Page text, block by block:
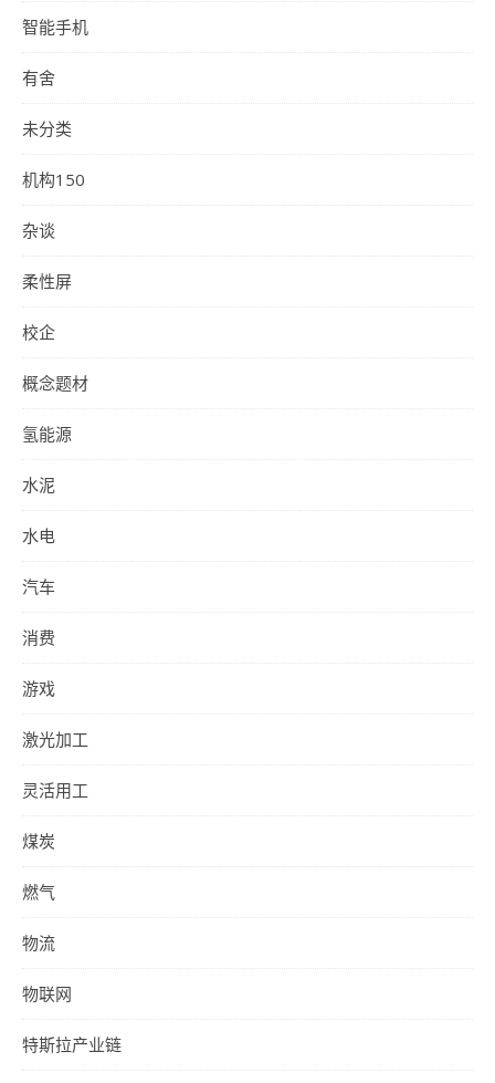
智能手机
有舍
未分类
机构150
杂谈
柔性屏
校企
概念题材
氢能源
水泥
水电
汽车
消费
游戏
激光加工
灵活用工
煤炭
燃气
物流
物联网
特斯拉产业链